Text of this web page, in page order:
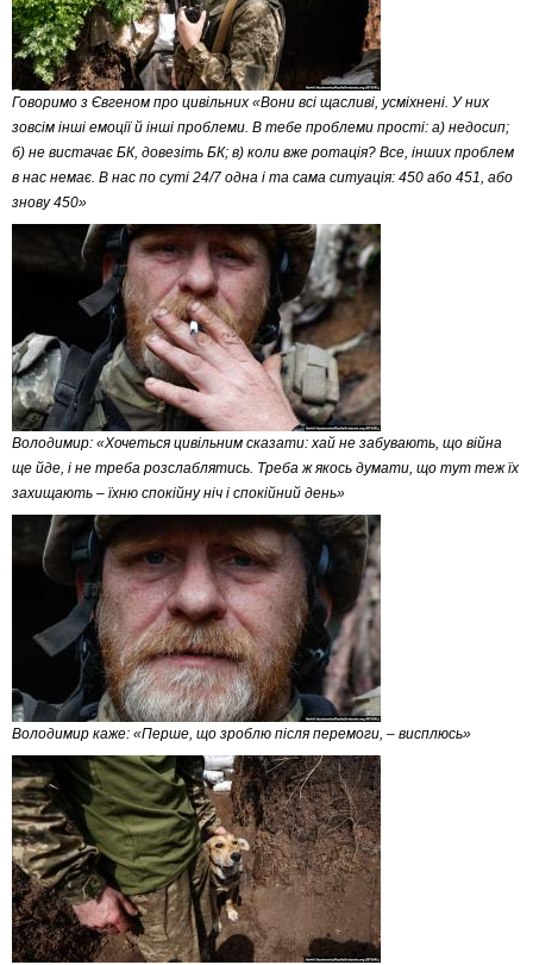
Говоримо з Євгеном про цивільних «Вони всі щасливі, усміхнені. У них
зовсім інші емоції й інші проблеми. В тебе проблеми прості: а) недосип;
б) не вистачає БК, довезіть БК; в) коли вже ротація? Все, інших проблем
в нас немає. В нас по суті 24/7 одна і та сама ситуація: 450 або 451, або
знову 450»
Володимир: «Хочеться цивільним сказати: хай не забувають, що війна
ще йде, і не треба розслаблятись. Треба ж якось думати, що тут теж їх
захищають – їхню спокійну ніч і спокійний день»
Володимир каже: «Перше, що зроблю після перемоги, – висплюсь»